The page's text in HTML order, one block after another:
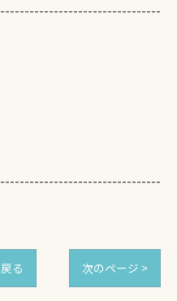
る 次のページ >